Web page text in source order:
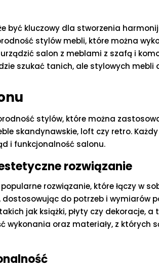
być kluczowy dla stworzenia
stylów mebli, które można
salon z meblami z szafą i
szukać tanich, ale stylowych mebli
stylów, które można
skandynawskie, loft czy retro.
i funkcjonalność salonu.
rozwiązanie
rozwiązanie, które łączy w
do potrzeb i wymiarów
jak książki, płyty czy dekoracje, a
oraz materiały, z których